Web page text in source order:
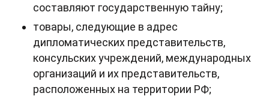
составляют государственную тайну;
товары, следующие в адрес
дипломатических представительств,
консульских учреждений, международных
организаций и их представительств,
расположенных на территории РФ;